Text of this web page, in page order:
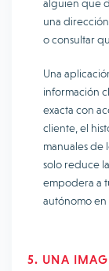
alguien que
una
o consultar
Una
información
exacta con
cliente, el
manuales de
solo reduce
empodera a
autónomo en
5. UNA